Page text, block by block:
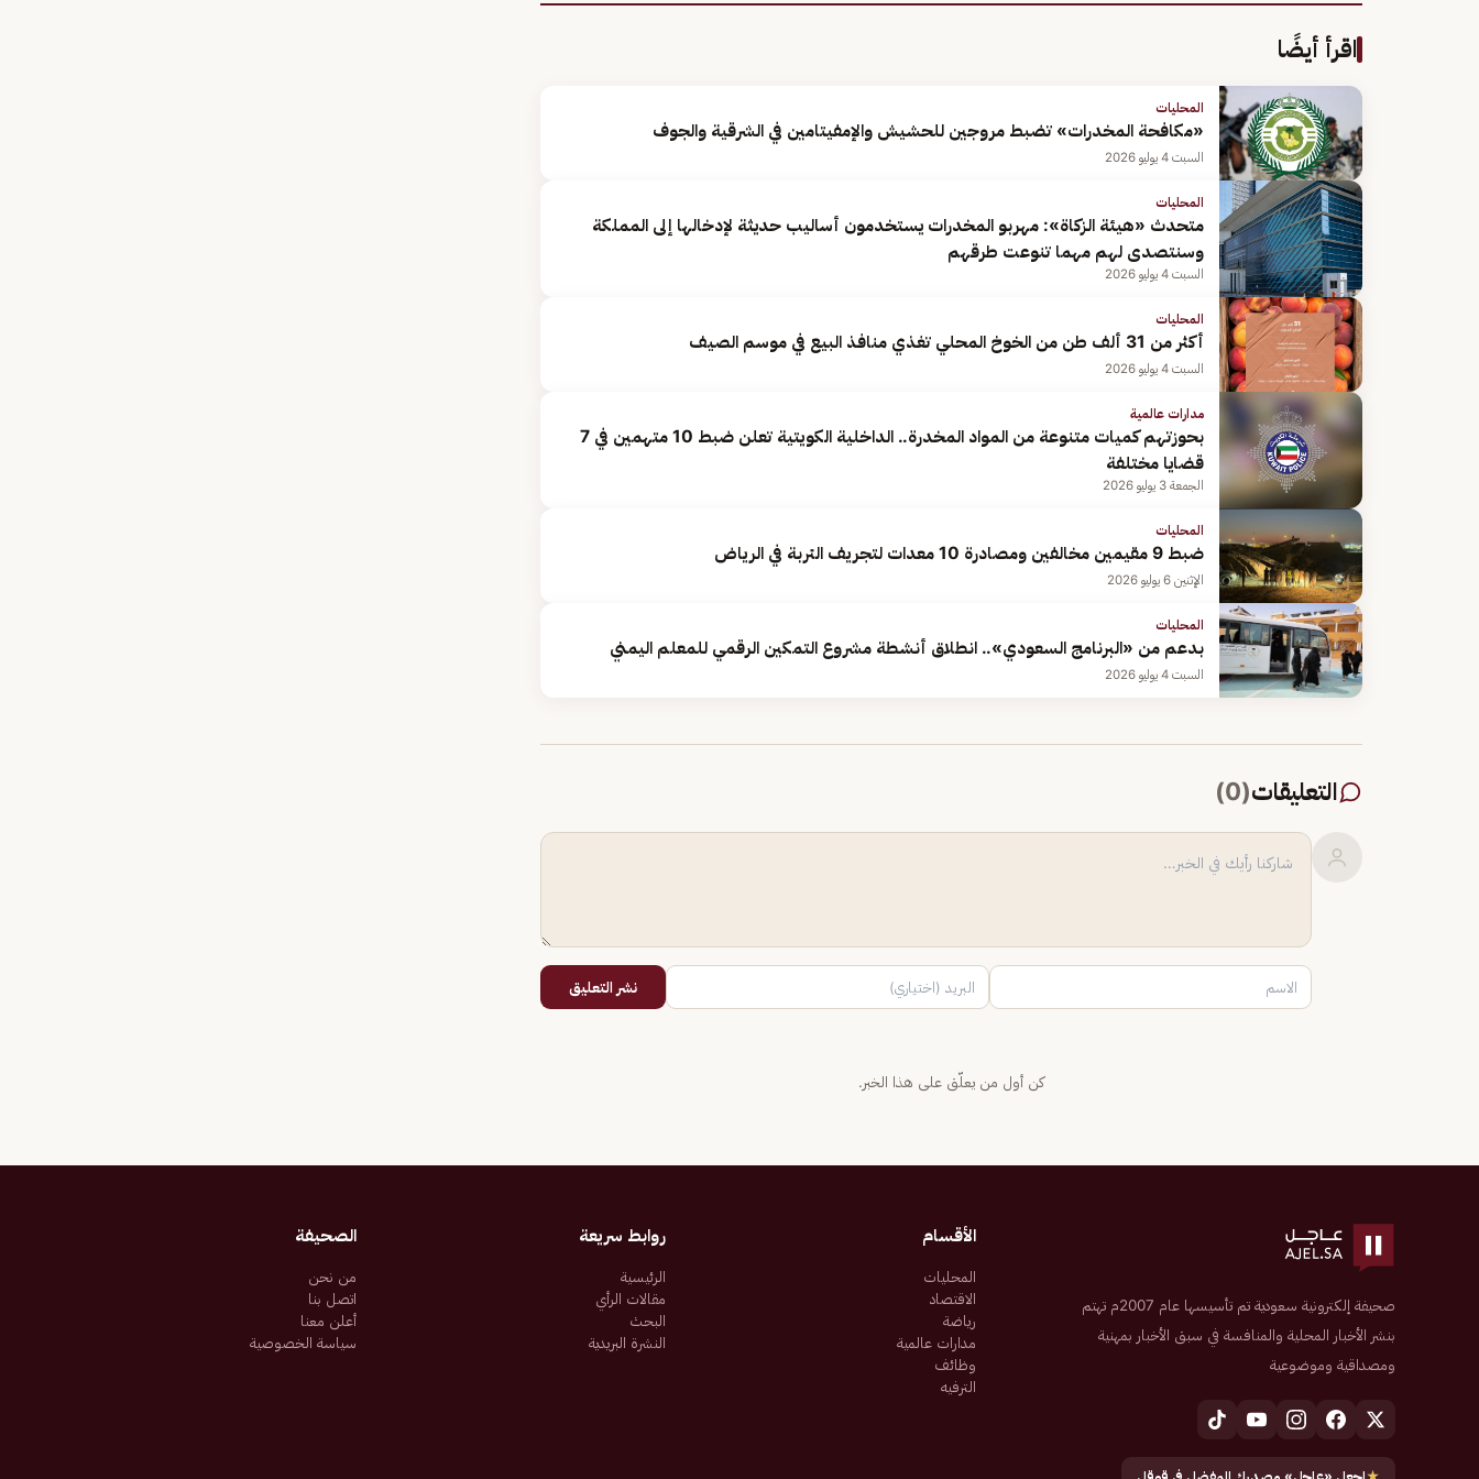
اقرأ أيضًا
المحليات
«مكافحة المخدرات» تضبط مروجين للحشيش والإمفيتامين في الشرقية والجوف
السبت 4 يوليو 2026
المحليات
متحدث «هيئة الزكاة»: مهربو المخدرات يستخدمون أساليب حديثة لإدخالها إلى المملكة
وسنتصدى لهم مهما تنوعت طرقهم
السبت 4 يوليو 2026
المحليات
أكثر من 31 ألف طن من الخوخ المحلي تغذي منافذ البيع في موسم الصيف
السبت 4 يوليو 2026
مدارات عالمية
بحوزتهم كميات متنوعة من المواد المخدرة.. الداخلية الكويتية تعلن ضبط 10 متهمين في 7
قضايا مختلفة
الجمعة 3 يوليو 2026
المحليات
ضبط 9 مقيمين مخالفين ومصادرة 10 معدات لتجريف التربة في الرياض
الإثنين 6 يوليو 2026
المحليات
بدعم من «البرنامج السعودي».. انطلاق أنشطة مشروع التمكين الرقمي للمعلم اليمني
السبت 4 يوليو 2026
التعليقات(
0
)
نشر التعليق
كن أول من يعلّق على هذا الخبر.
صحيفة إلكترونية سعودية تم تأسيسها عام 2007م تهتم
بنشر الأخبار المحلية والمنافسة في سبق الأخبار بمهنية
ومصداقية وموضوعية
الأقسام
المحليات
الاقتصاد
رياضة
مدارات عالمية
وظائف
الترفيه
روابط سريعة
الرئيسية
مقالات الرأي
البحث
النشرة البريدية
الصحيفة
من نحن
اتصل بنا
أعلن معنا
سياسة الخصوصية